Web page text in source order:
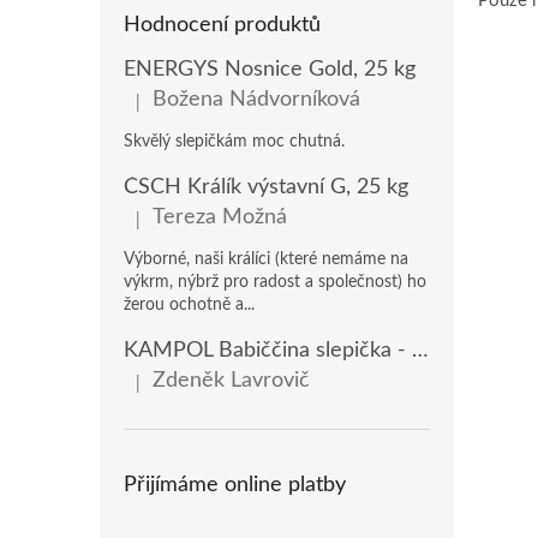
Hodnocení produktů
ENERGYS Nosnice Gold, 25 kg
Hodnocení produktu je 5 z 5 hvězdiček.
Božena Nádvorníková
Skvělý slepičkám moc chutná.
ČSCH Králík výstavní G, 25 kg
Hodnocení produktu je 5 z 5 hvězdiček.
Tereza Možná
Výborné, naši králíci (které nemáme na
výkrm, nýbrž pro radost a společnost) ho
žerou ochotně a...
KAMPOL Babiččina slepička - domácí nosnice(KB), 20 kg
Hodnocení produktu je 5 z 5 hvězdiček.
Zdeněk Lavrovič
Přijímáme online platby